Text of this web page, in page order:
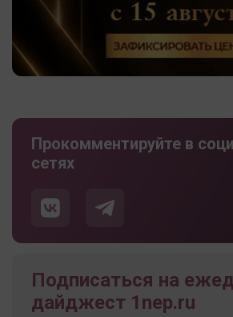
Прокомментируйте в
сетях
Подписаться на
дайджест 1nep.ru